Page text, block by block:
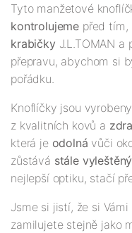
Tyto manžetové
kontrolujeme před tím,
krabičkyJ.L.TOMAN a
přepravu, abychom si
pořádku.
Knoflíčky jsou
z kvalitních kovů a
která je odolná vůči
zůstává stále vyleštěný
nejlepší optiku, stačí
Jsme si jistí, že si
zamilujete stejně jako